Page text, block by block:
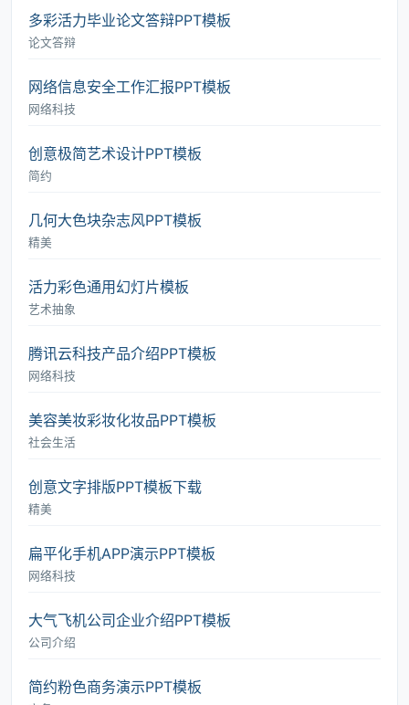
多彩活力毕业论文答辩PPT模板
论文答辩
网络信息安全工作汇报PPT模板
网络科技
创意极简艺术设计PPT模板
简约
几何大色块杂志风PPT模板
精美
活力彩色通用幻灯片模板
艺术抽象
腾讯云科技产品介绍PPT模板
网络科技
美容美妆彩妆化妆品PPT模板
社会生活
创意文字排版PPT模板下载
精美
扁平化手机APP演示PPT模板
网络科技
大气飞机公司企业介绍PPT模板
公司介绍
简约粉色商务演示PPT模板